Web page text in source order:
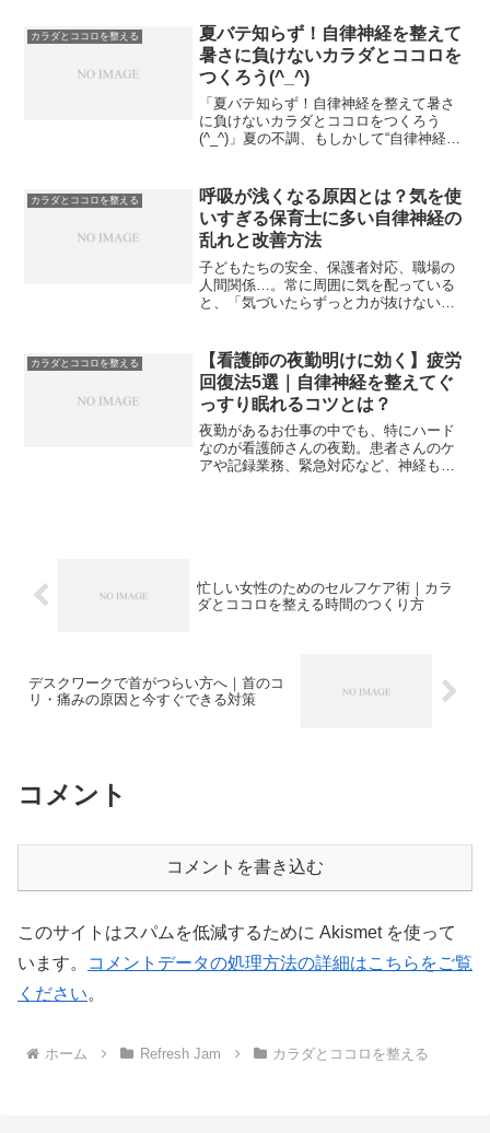
る“つもり”なのに、カラダもココロも全然
軽くならない…。もしあ...
カラダとココロを整える
夏バテ知らず！自律神経を整えて
暑さに負けないカラダとココロを
つくろう(^_^)
「夏バテ知らず！自律神経を整えて暑さ
に負けないカラダとココロをつくろう
(^_^)」夏の不調、もしかして“自律神経の
かったり、寝苦しくてぐっすり眠れな
か...
カラダとココロを整える
呼吸が浅くなる原因とは？気を使
いすぎる保育士に多い自律神経の
乱れと改善方法
子どもたちの安全、保護者対応、職場の
人間関係…。常に周囲に気を配っている
と、「気づいたらずっと力が抜けない」
さ”ゆえに、自分のことが後回しになりや
すい職業です。結論原...
カラダとココロを整える
【看護師の夜勤明けに効く】疲労
回復法5選｜自律神経を整えてぐ
っすり眠れるコツとは？
夜勤があるお仕事の中でも、特にハード
なのが看護師さんの夜勤。患者さんのケ
アや記録業務、緊急対応など、神経もカ
忙しい女性のためのセルフケア術｜カラ
ダとココロを整える時間のつくり方
デスクワークで首がつらい方へ｜首のコ
リ・痛みの原因と今すぐできる対策
コメント
コメントを書き込む
このサイトはスパムを低減するために Akismet を使って
います。
コメントデータの処理方法の詳細はこちらをご覧
ください。
ホーム Refresh Jam カラダとココロを整える